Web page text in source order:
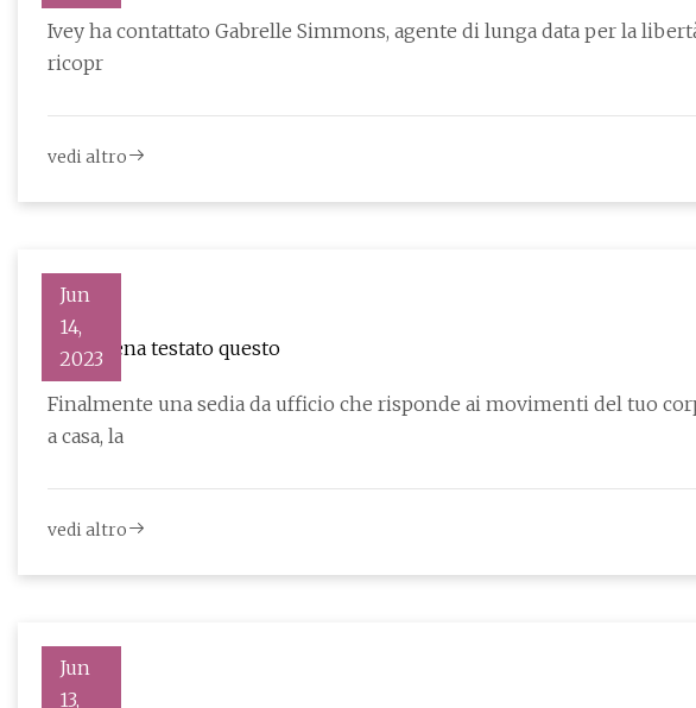
Ivey ha contattato Gabrelle Simmons, agente di lunga data per la
ricopr
vedi altro
Jun
14,
2023
Ho appena testato questo
Finalmente una sedia da ufficio che risponde ai movimenti del tuo
a casa, la
vedi altro
Jun
13,